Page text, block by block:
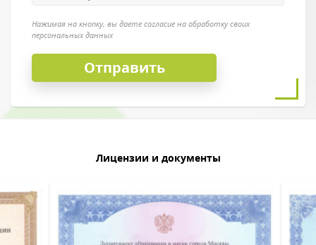
Нажимая на кнопку, вы даете согласие на обработку своих
персональных данных
Лицензии и документы